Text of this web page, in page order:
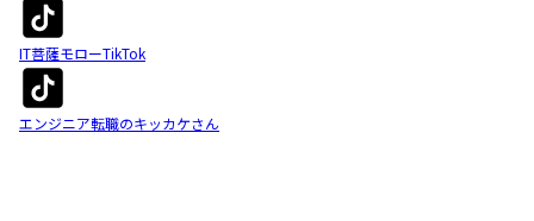
IT菩薩モローTikTok
エンジニア転職のキッカケさん